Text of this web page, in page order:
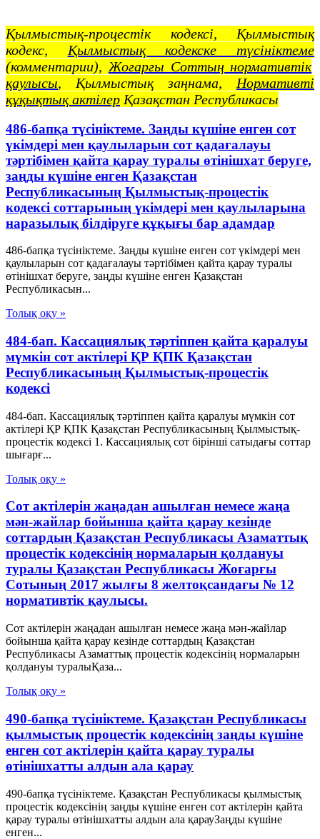
Қылмыстық-процестік кодексi, Қылмыстық
кодекс, Қылмыстық кодекске түсініктеме
(комментарии), Жоғарғы Соттың нормативтік
қаулысы, Қылмыстық заңнама, Нормативті
құқықтық актілер Қазақстан Республикасы
486-бапқа түсініктеме. Заңды күшіне енген сот
үкімдері мен қаулыларын сот қадағалауы
тәртібімен қайта қарау туралы өтінішхат беруге,
заңды күшіне енген Қазақстан
Республикасының Қылмыстық-процестік
кодексі соттарының үкімдері мен қаулыларына
наразылық білдіруге құқығы бар адамдар
486-бапқа түсініктеме. Заңды күшіне енген сот үкімдері мен
қаулыларын сот қадағалауы тәртібімен қайта қарау туралы
өтінішхат беруге, заңды күшіне енген Қазақстан
Республикасын...
Толық оқу »
484-бап. Кассациялық тәртіппен қайта қаралуы
мүмкін сот актілері ҚР ҚПК Қазақстан
Республикасының Қылмыстық-процестік
кодексi
484-бап. Кассациялық тәртіппен қайта қаралуы мүмкін сот
актілері ҚР ҚПК Қазақстан Республикасының Қылмыстық-
процестік кодексi 1. Кассациялық сот бірінші сатыдағы соттар
шығарғ...
Толық оқу »
Сот актілерін жаңадан ашылған немесе жаңа
мән-жайлар бойынша қайта қарау кезінде
соттардың Қазақстан Республикасы Азаматтық
процестік кодексінің нормаларын қолдануы
туралы Қазақстан Республикасы Жоғарғы
Сотының 2017 жылғы 8 желтоқсандағы № 12
нормативтік қаулысы.
Сот актілерін жаңадан ашылған немесе жаңа мән-жайлар
бойынша қайта қарау кезінде соттардың Қазақстан
Республикасы Азаматтық процестік кодексінің нормаларын
қолдануы туралыҚаза...
Толық оқу »
490-бапқа түсініктеме. Қазақстан Республикасы
қылмыстық процестік кодексінің заңды күшіне
енген сот актілерін қайта қарау туралы
өтінішхатты алдын ала қарау
490-бапқа түсініктеме. Қазақстан Республикасы қылмыстық
процестік кодексінің заңды күшіне енген сот актілерін қайта
қарау туралы өтінішхатты алдын ала қарауЗаңды күшіне
енген...